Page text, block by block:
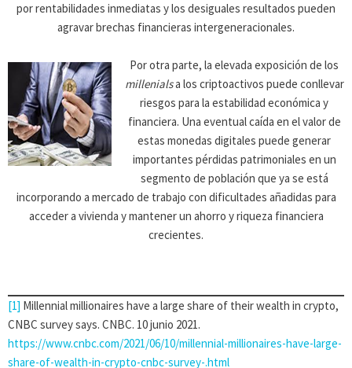
por rentabilidades inmediatas y los desiguales resultados pueden
agravar brechas financieras intergeneracionales.
Por otra parte, la elevada exposición de los
millenialsa los criptoactivos puede conllevar
riesgos para la estabilidad económica y
financiera. Una eventual caída en el valor de
estas monedas digitales puede generar
importantes pérdidas patrimoniales en un
segmento de población que ya se está
incorporando a mercado de trabajo con dificultades añadidas para
acceder a vivienda y mantener un ahorro y riqueza financiera
crecientes.
[1] Millennial millionaires have a large share of their wealth in crypto,
CNBC survey says. CNBC. 10 junio 2021.
https://www.cnbc.com/2021/06/10/millennial-millionaires-have-large-
share-of-wealth-in-crypto-cnbc-survey-.html